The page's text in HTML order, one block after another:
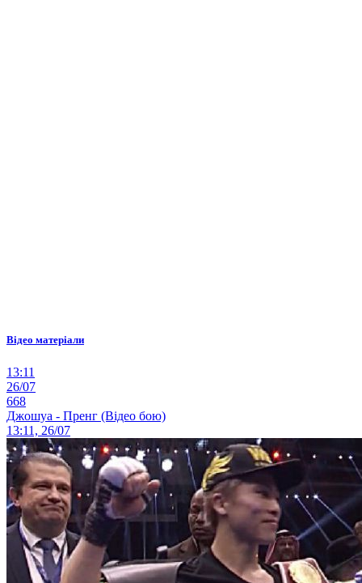
Відео матеріали
13:11
26/07
668
Джошуа - Пренг (Відео бою)
13:11, 26/07